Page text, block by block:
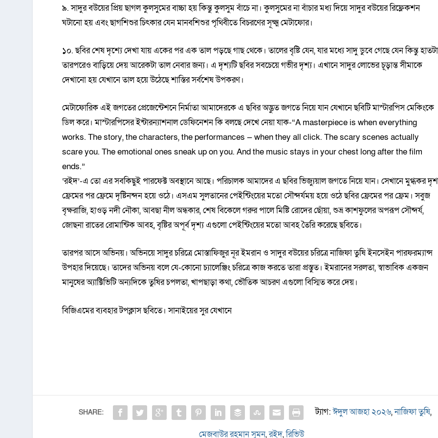
৯. সাদুর বউয়ের প্রিয় ছাগল কুলসুমের বাচ্চা হয় কিন্তু কুলসুম বাঁচে না। কুলসুমের না বাঁচার মধ্য দিয়ে সাদুর বউয়ের রিফ্লেকশন
ঘটানো হয় এবং ছাগশিশুর চিৎকার যেন মানবশিশুর পৃথিবীতে বিচরণের সূক্ষ্ম মেটাফোর।
১০. ছবির শেষ দৃশ্যে দেখা যায় একের পর এক তাল পড়ছে গাছ থেকে। তালের বৃষ্টি যেন, যার মধ্যে সাদু ডুবে গেছে যেন কিন্তু হাতটা
তারপরেও বাড়িয়ে দেয় আরেকটা তাল নেবার জন্য। এ দৃশ্যটি ছবির সবচেয়ে গভীর দৃশ্য। এখানে সাদুর লোভের চূড়ান্ত সীমাকে
দেখানো হয় যেখানে তাল হয়ে উঠেছে শাস্তির সর্বশেষ উপকরণ।
মেটাফোরিক এই জগতের প্রেজেন্টেশনে নির্মাতা আমাদেরকে এ ছবির অদ্ভুত জগতে নিয়ে যান যেখানে ছবিটি মাস্টারপিস মেকিংকে
ডিল করে। মাস্টারপিসের ইন্টারন্যাশনাল ডেফিনেশন কি বলছে দেখে নেয়া যাক-“A masterpiece is when everything
works. The story, the characters, the performances — when they all click. The scary scenes actually
scare you. The emotional ones sneak up on you. And the music stays in your chest long after the film
ends.”
‘রইদ’-এ তো এর সবকিছুই পারফেক্ট অবস্থানে আছে। পরিচালক আমাদের এ ছবির ভিজ্যুয়াল জগতে নিয়ে যান। সেখানে মুগ্ধকর
ফ্রেমের পর ফ্রেমে দৃষ্টিনন্দন হয়ে ওঠে। এসএম সুলতানের পেইন্টিংয়ের মতো সৌন্দর্যময় হয়ে ওঠে ছবির ফ্রেমের পর ফ্রেম। সবুজ
বৃক্ষরাজি, হাওড় নদী নৌকা, আবছা নীল অন্ধকার, শেষ বিকেলে গরুর পালে মিষ্টি রোদের ছোঁয়া, শুভ্র কাশফুলের অপরূপ সৌন্দর্য,
জোছনা রাতের রোমান্টিক আবহ, বৃষ্টির অপূর্ব দৃশ্য এগুলো পেইন্টিংয়ের মতো আবহ তৈরি করেছে ছবিতে।
তারপর আসে অভিনয়। অভিনয়ে সাদুর চরিত্রে মোস্তাফিজুর নূর ইমরান ও সাদুর বউয়ের চরিত্রে নাজিফা তুষি ইনসেইন পারফরম্যান্স
উপহার দিয়েছে। তাদের অভিনয় বলে যে-কোনো চ্যালেঞ্জিং চরিত্রে কাজ করতে তারা প্রস্তুত। ইমরানের সরলতা, স্বাভাবিক একজন
মানুষের অ্যাক্টিভিটি অন্যদিকে তুষির চপলতা, খাপছাড়া কথা, ভৌতিক আচরণ এগুলো বিস্মিত করে দেয়।
বিজিএমের ব্যবহার টপক্লাস ছবিতে। সানাইয়ের সুর যেখানে
SHARE: ট্যাগ:ঈদুল আজহা ২০২৬,নাজিফা তুষি,
মেজবাউর রহমান সুমন,রইদ,রিভিউ